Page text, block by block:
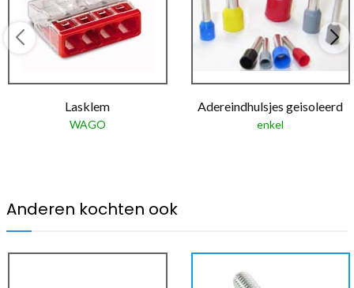
Lasklem
WAGO
Adereindhulsjes geisoleerd
enkel
Anderen kochten ook